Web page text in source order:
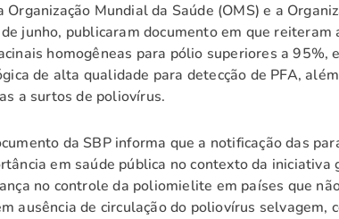
Mundial da Saúde (OMS) e a
junho, publicaram documento em que
homogêneas para pólio superiores a 95%,
de alta qualidade para detecção de PFA,
a surtos de poliovírus.
da SBP informa que a notificação das
em saúde pública no contexto da iniciativa
no controle da poliomielite em países que
ausência de circulação do poliovírus selvagem,